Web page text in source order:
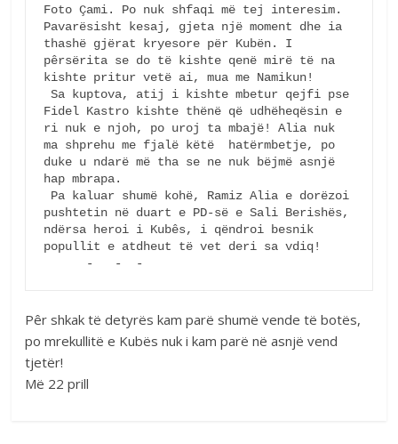
Foto Çami. Po nuk shfaqi më tej interesim.
Pavarësisht kesaj, gjeta një moment dhe ia
thashë gjërat kryesore për Kubën. I
pêrsërita se do të kishte qenë mirë të na
kishte pritur vetë ai, mua me Namikun!
Sa kuptova, atij i kishte mbetur qejfi pse
Fidel Kastro kishte thënë që udhëheqësin e
ri nuk e njoh, po uroj ta mbajë! Alia nuk
ma shprehu me fjalë këtë  hatërmbetje, po
duke u ndarë më tha se ne nuk bëjmë asnjë
hap mbrapa.
pushtetin në duart e PD-së e Sali Berishës,
ndërsa heroi i Kubês, i qëndroi besnik
popullit e atdheut të vet deri sa vdiq!
      -   -  -
Pêr shkak të detyrës kam parë shumë vende të botës,
po mrekullitë e Kubës nuk i kam parë në asnjë vend
tjetër!
Më 22 prill